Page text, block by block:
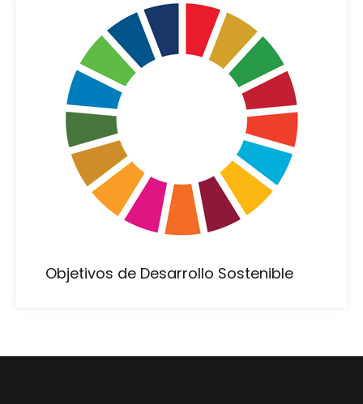
Objetivos de Desarrollo Sostenible